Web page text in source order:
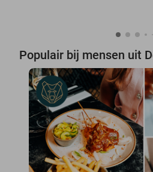
Populair bij mensen uit